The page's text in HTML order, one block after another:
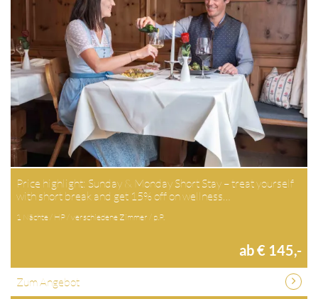
Price highlight: Sunday & Monday Short Stay – treat yourself
with short break and get 15% off on wellness…
1 Nächte / HP / verschiedene Zimmer / p.P.
ab € 145,-
Zum Angebot